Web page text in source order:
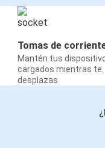
Tomas de
Mantén tus
cargados mientras te
desplazas